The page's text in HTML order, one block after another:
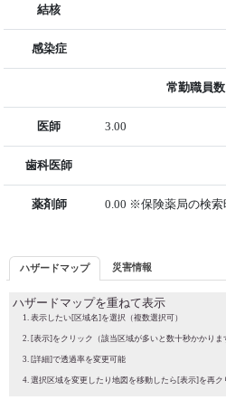
結核
感染症
常勤職員数
医師 3.00
歯科医師
薬剤師 0.00 ※保険薬局の検索
ハザードマップ 災害情報
ハザードマップを重ねて表示
表示したい[区域名]を選択（複数選択可）
[表示]をクリック（該当区域が多いと数十秒かかりま
[詳細]で透過率を変更可能
選択区域を変更したり地図を移動したら[表示]を再ク